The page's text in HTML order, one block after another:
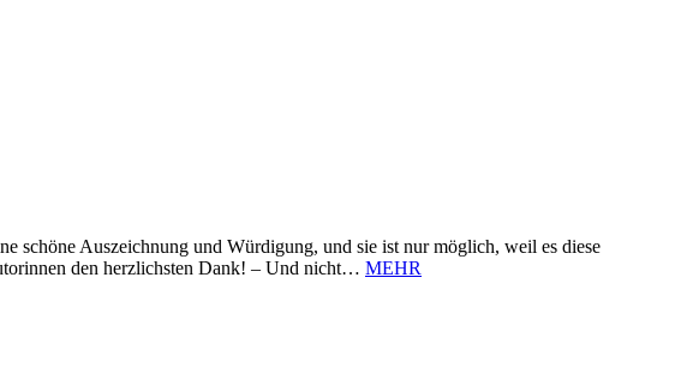
schöne Auszeichnung und Würdigung, und sie ist nur möglich, weil es diese
den herzlichsten Dank! – Und nicht… MEHR